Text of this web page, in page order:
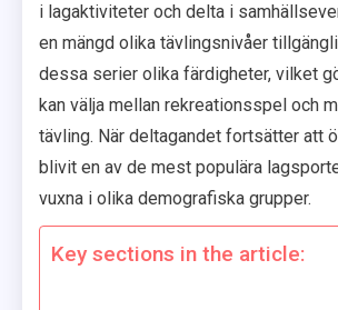
i lagaktiviteter och delta i
en mängd olika tävlingsnivåer
dessa serier olika färdigheter, vilket
kan välja mellan rekreationsspel och
tävling. När deltagandet fortsätter att
blivit en av de mest populära
vuxna i olika demografiska grupper.
Key sections in the article: